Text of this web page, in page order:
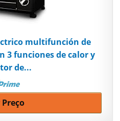
multifunción de
3 funciones de calor y
de...
Preço